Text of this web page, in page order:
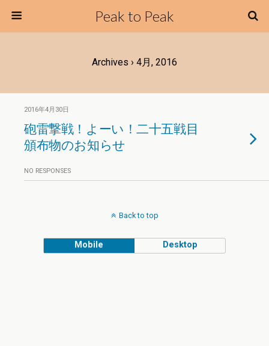
Peak to Peak
Archives › 4月, 2016
2016年4月30日
砲雷撃戦！よーい！二十五戦目
頒布物のお知らせ
NO RESPONSES
Back to top
Mobile Desktop